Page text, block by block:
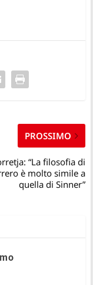
PROSSIMO
“La filosofia di
è molto simile a
quella di Sinner”